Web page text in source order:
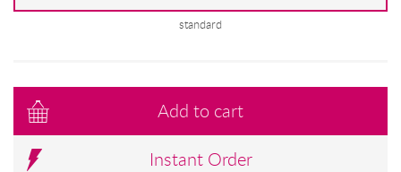
standard
Add to cart
Instant Order